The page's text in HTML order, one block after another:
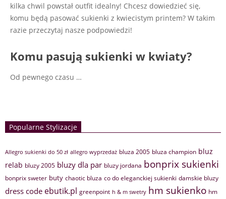
kilka chwil powstał outfit idealny! Chcesz dowiedzieć się,
komu będą pasować sukienki z kwiecistym printem? W takim
razie przeczytaj nasze podpowiedzi!
Komu pasują sukienki w kwiaty?
Od pewnego czasu …
Popularne Stylizacje
Allegro sukienki do 50 zł allegro wyprzedaż bluza 2005 bluza champion bluz
relab bluzy 2005 bluzy dla par bluzy jordana bonprix sukienki
bonprix sweter buty chaotic bluza co do eleganckiej sukienki damskie bluzy
dress code ebutik.pl greenpoint h & m swetry hm sukienko hm